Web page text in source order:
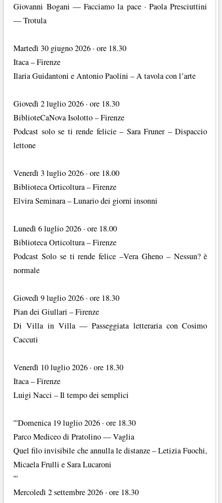
Giovanni Bogani — Facciamo la pace · Paola Presciuttini
— Trotula
Martedì 30 giugno 2026 · ore 18.30
Itaca – Firenze
Ilaria Guidantoni e Antonio Paolini – A tavola con l’arte
Giovedì 2 luglio 2026 · ore 18.30
BiblioteCaNova Isolotto – Firenze
Podcast solo se ti rende felicie – Sara Fruner – Dispaccio
lettone
Venerdì 3 luglio 2026 · ore 18.00
Biblioteca Orticoltura – Firenze
Elvira Seminara – Lunario dei giorni insonni
Lunedì 6 luglio 2026 · ore 18.00
Biblioteca Orticoltura – Firenze
Podcast Solo se ti rende felice –Vera Gheno – Nessun? è
normale
Giovedì 9 luglio 2026 · ore 18.30
Pian dei Giullari – Firenze
Di Villa in Villa — Passeggiata letteraria con Cosimo
Caccuti
Venerdì 10 luglio 2026 · ore 18.30
Itaca – Firenze
Luigi Nacci – Il tempo dei semplici
'''Domenica 19 luglio 2026 · ore 18.30
Parco Mediceo di Pratolino — Vaglia
Quel filo invisibile che annulla le distanze – Letizia Fuochi,
Micaela Frulli e Sara Lucaroni
'''
Mercoledì 2 settembre 2026 · ore 18.30